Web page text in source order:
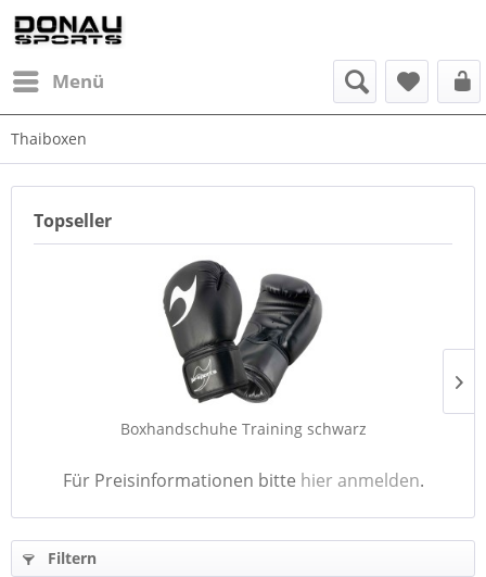
Menü
Thaiboxen
Topseller
Boxhandschuhe Training schwarz
Für Preisinformationen bitte hier anmelden.
Filtern